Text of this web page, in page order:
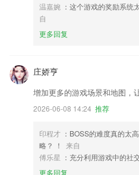
温嘉婉 ：这个游戏的奖励系统
自
更多回复
庄娇亨
增加更多的游戏场景和地图，
2026-06-08 14:24 推荐
印程才 ：BOSS的难度真的太
略？ ！
来自
傅乐星 ：充分利用游戏中的社
更多回复